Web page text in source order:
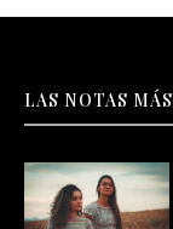
LAS NOTAS